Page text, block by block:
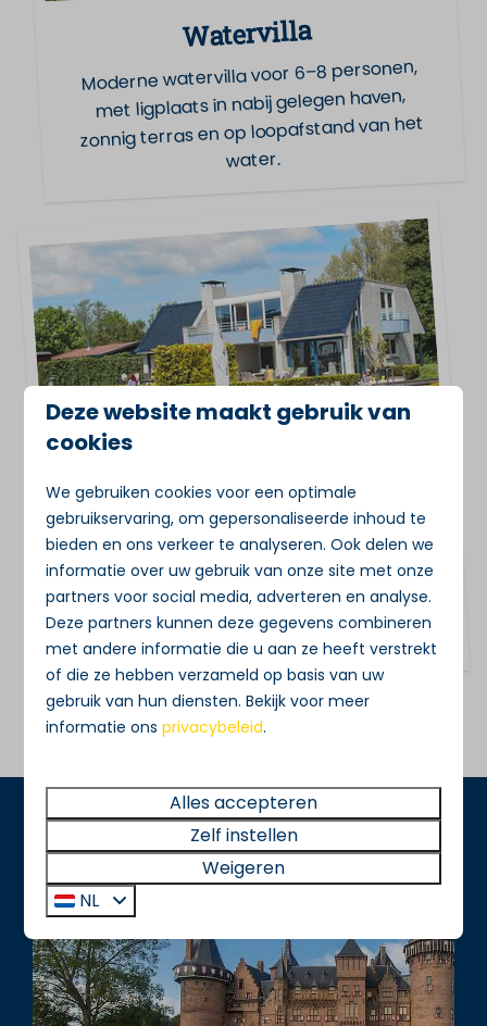
Watervilla
Moderne watervilla voor 6–8 personen,
met ligplaats in nabij gelegen haven,
zonnig terras en op loopafstand van het
water.
Penthouse
Comfortabel Penthouse aan de
Loosdrechtse Plassen met terras aan het
water en eigen ligplaats. Perfect voor 2–
4 personen, centraal tussen Amsterdam
en Utrecht.
Deze website maakt gebruik van
cookies
We gebruiken cookies voor een optimale
gebruikservaring, om gepersonaliseerde inhoud te
bieden en ons verkeer te analyseren. Ook delen we
informatie over uw gebruik van onze site met onze
partners voor social media, adverteren en analyse.
Deze partners kunnen deze gegevens combineren
met andere informatie die u aan ze heeft verstrekt
of die ze hebben verzameld op basis van uw
gebruik van hun diensten. Bekijk voor meer
informatie onsprivacybeleid.
Alles accepteren
Zelf instellen
Weigeren
NL